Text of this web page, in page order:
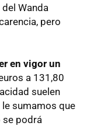
Wanda
pero
en vigor un
a 131,80
suelen
sumamos que
se podrá